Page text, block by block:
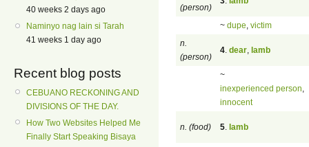
40 weeks 2 days ago
Naminyo nag lain si Tarah
41 weeks 1 day ago
Recent blog posts
CEBUANO RECKONING AND
DIVISIONS OF THE DAY.
How Two Websites Helped Me
Finally Start Speaking Bisaya
(person)
~ dupe victim
n.
(person)
4 dear lamb
~
inexperienced person
innocent
n. (food) 5 lamb